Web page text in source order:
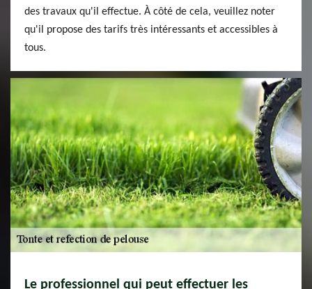
des travaux qu'il effectue. À côté de cela, veuillez noter
qu'il propose des tarifs très intéressants et accessibles à
tous.
Le professionnel qui peut effectuer les